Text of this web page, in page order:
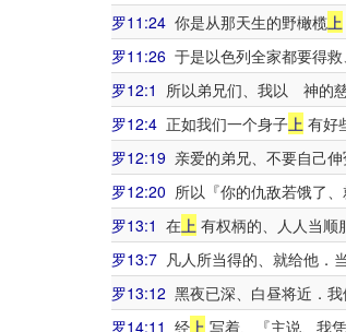
罗11:24 你是从那天生的野橄榄上
罗11:26 于是以色列全家都要得
罗12:1 所以弟兄们、我以 神的
罗12:4 正如我们一个身子上 有好
罗12:19 亲爱的弟兄、不要自己
罗12:20 所以『你的仇敌若饿了
罗13:1 在上 有权柄的、人人当
罗13:7 凡人所当得的、就给他．
罗13:12 黑夜已深、白昼将近．
罗14:11 经上 写着、『主说、我